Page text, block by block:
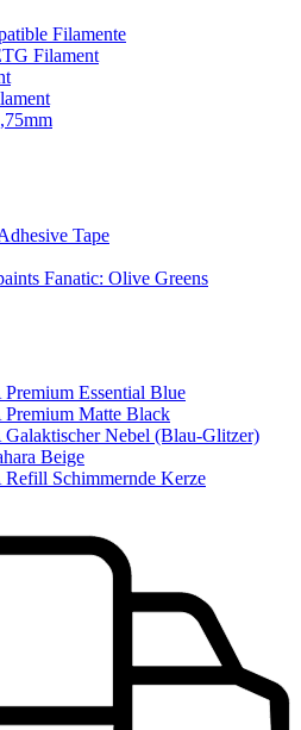
Filamente
Filament
Tape
Fanatic: Olive Greens
Essential Blue
Matte Black
Nebel (Blau-Glitzer)
Beige
Schimmernde Kerze